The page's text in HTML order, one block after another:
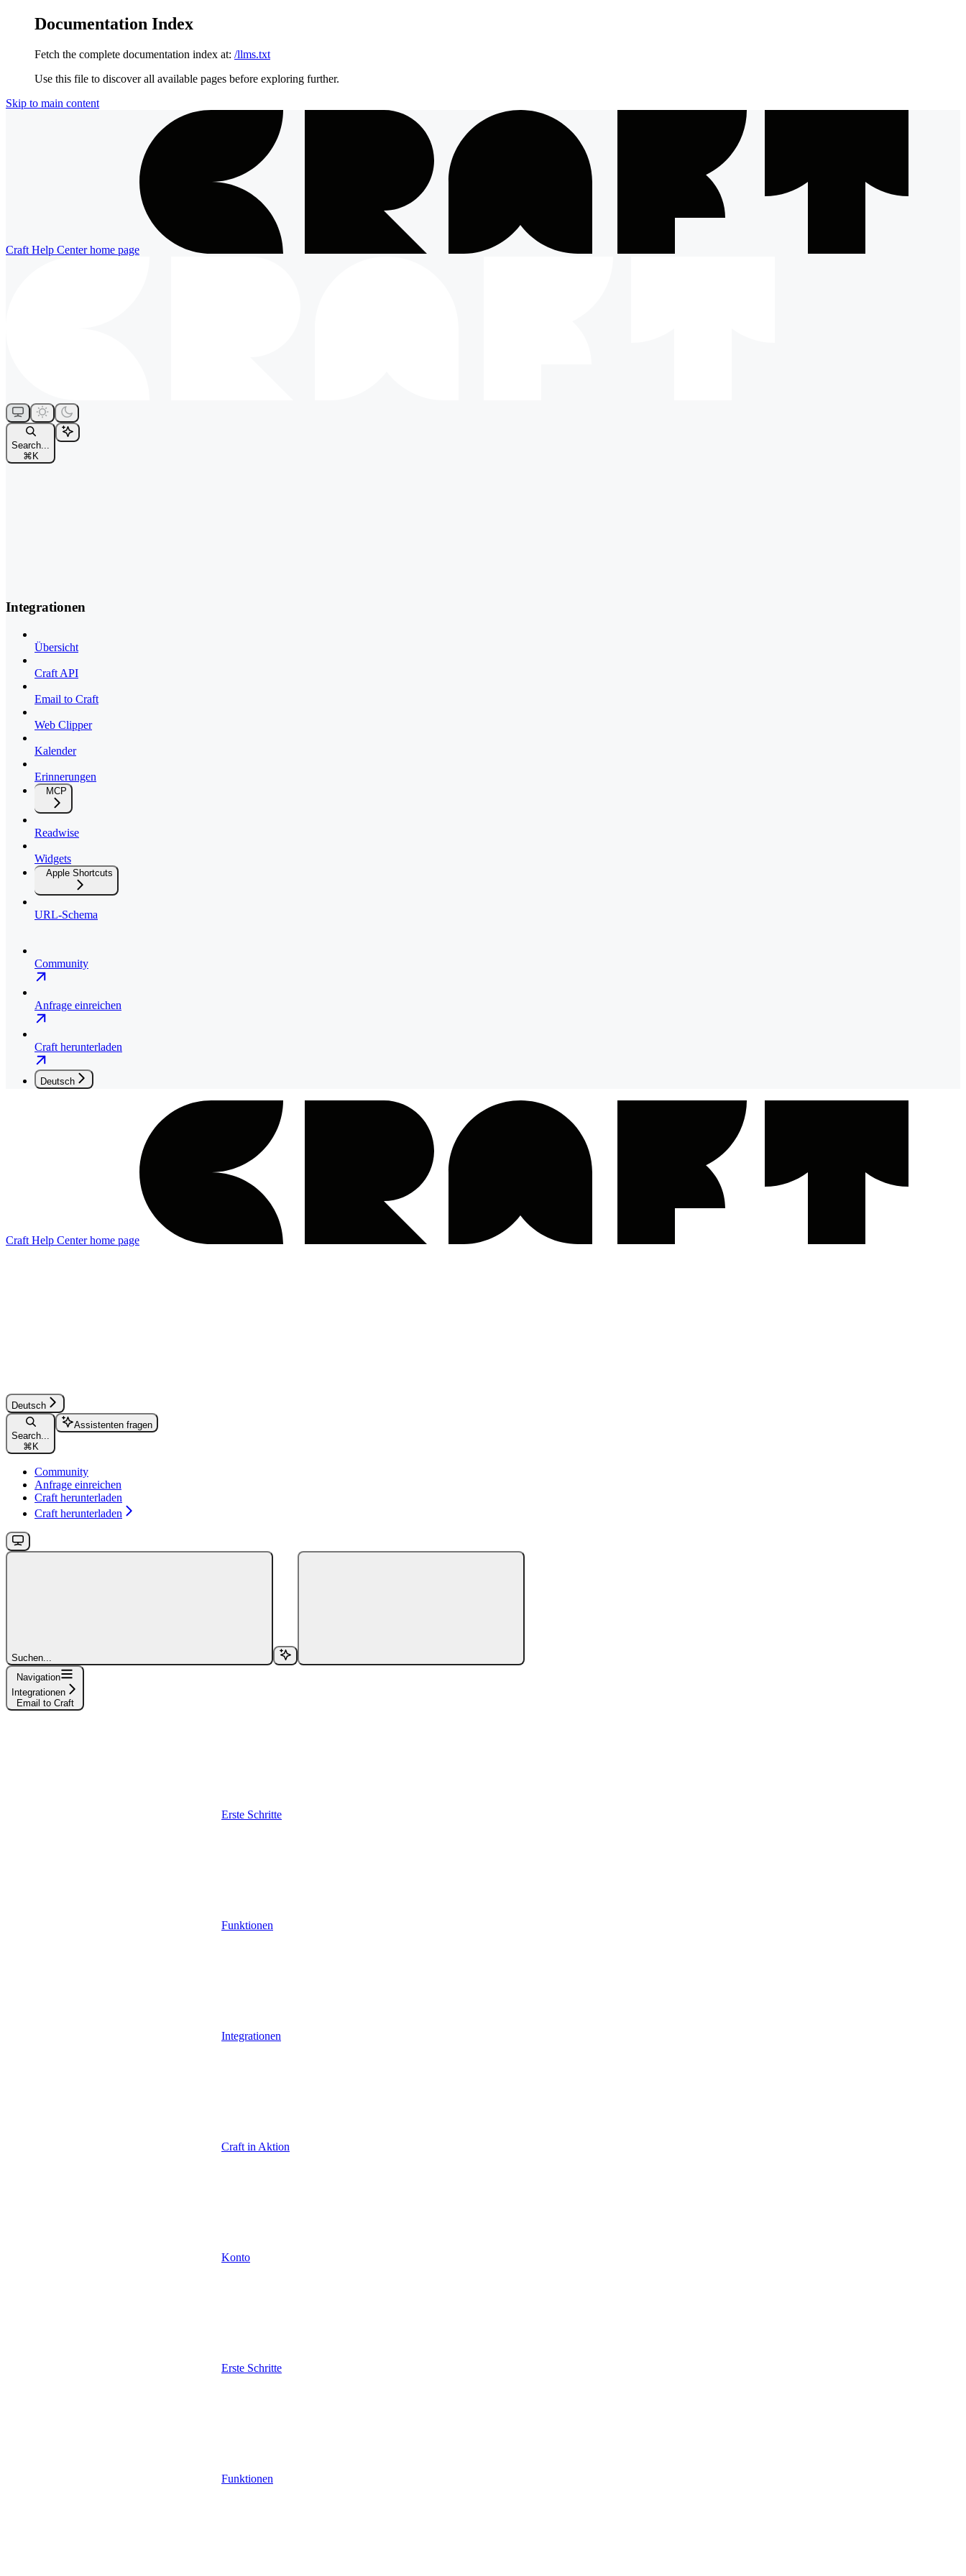
Documentation Index
Fetch the complete documentation index at: /llms.txt
Use this file to discover all available pages before exploring further.
Skip to main content
Craft Help Centerhome page
Search...
⌘ K
Integrationen
Übersicht
Craft API
Email to Craft
Web Clipper
Kalender
Erinnerungen
MCP
Readwise
Widgets
Apple Shortcuts
URL-Schema
Community
Anfrage einreichen
Craft herunterladen
Deutsch
Craft Help Centerhome page
Deutsch
Search...
⌘ K
Assistenten fragen
Community
Anfrage einreichen
Craft herunterladen
Craft herunterladen
Suchen...
Navigation
Integrationen
Email to Craft
Erste Schritte
Funktionen
Integrationen
Craft in Aktion
Konto
Erste Schritte
Funktionen